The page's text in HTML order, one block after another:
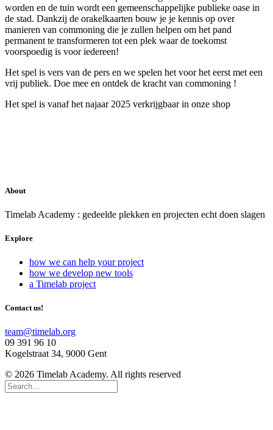
worden en de tuin wordt een gemeenschappelijke publieke oase in
de stad. Dankzij de orakelkaarten bouw je je kennis op over
manieren van commoning die je zullen helpen om het pand
permanent te transformeren tot een plek waar de toekomst
voorspoedig is voor iedereen!
Het spel is vers van de pers en we spelen het voor het eerst met een
vrij publiek. Doe mee en ontdek de kracht van commoning !
Het spel is vanaf het najaar 2025 verkrijgbaar in onze shop
About
Timelab Academy : gedeelde plekken en projecten echt doen slagen
Explore
how we can help your project
how we develop new tools
a Timelab project
Contact us!
team@timelab.org
09 391 96 10
Kogelstraat 34, 9000 Gent
© 2026 Timelab Academy. All rights reserved